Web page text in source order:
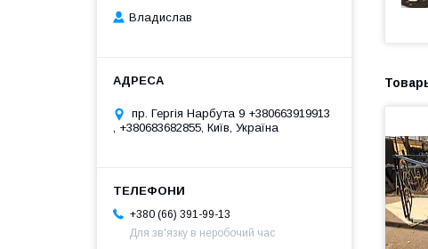
Владислав
пр. Гергія Нарбута 9 +380663919913
, +380683682855, Київ, Україна
+380 (66) 391-99-13
Для зв'язку в неробочий час